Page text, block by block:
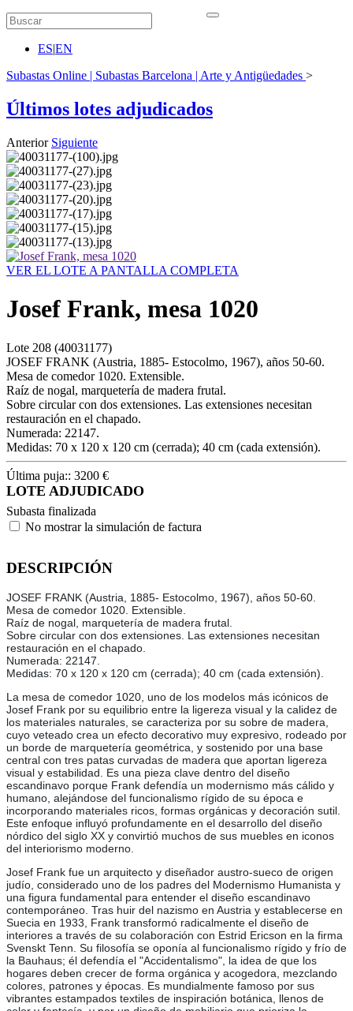
ES|EN
Subastas Online | Subastas Barcelona | Arte y Antigüedades >
Últimos lotes adjudicados
Anterior Siguiente
VER EL LOTE A PANTALLA COMPLETA
Josef Frank, mesa 1020
Lote 208 (40031177)
JOSEF FRANK (Austria, 1885- Estocolmo, 1967), años 50-60.
Mesa de comedor 1020. Extensible.
Raíz de nogal, marquetería de madera frutal.
Sobre circular con dos extensiones. Las extensiones necesitan
restauración en el chapado.
Numerada: 22147.
Medidas: 70 x 120 x 120 cm (cerrada); 40 cm (cada extensión).
Última puja:: 3200 €
LOTE ADJUDICADO
Subasta finalizada
No mostrar la simulación de factura
DESCRIPCIÓN
JOSEF FRANK (Austria, 1885- Estocolmo, 1967), años 50-60.
Mesa de comedor 1020. Extensible.
Raíz de nogal, marquetería de madera frutal.
Sobre circular con dos extensiones. Las extensiones necesitan
restauración en el chapado.
Numerada: 22147.
Medidas: 70 x 120 x 120 cm (cerrada); 40 cm (cada extensión).
La mesa de comedor 1020, uno de los modelos más icónicos de
Josef Frank por su equilibrio entre la ligereza visual y la calidez de
los materiales naturales, se caracteriza por su sobre de madera,
cuyo veteado crea un efecto decorativo muy expresivo, rodeado por
un borde de marquetería geométrica, y sostenido por una base
central con tres patas curvadas de madera que aportan ligereza
visual y estabilidad. Es una pieza clave dentro del diseño
escandinavo porque Frank defendía un modernismo más cálido y
humano, alejándose del funcionalismo rígido de su época e
incorporando materiales ricos, formas orgánicas y decoración sutil.
Este enfoque influyó profundamente en el desarrollo del diseño
nórdico del siglo XX y convirtió muchos de sus muebles en iconos
del interiorismo moderno.
Josef Frank fue un arquitecto y diseñador austro-sueco de origen
judío, considerado uno de los padres del Modernismo Humanista y
una figura fundamental para entender el diseño escandinavo
contemporáneo. Tras huir del nazismo en Austria y establecerse en
Suecia en 1933, Frank transformó radicalmente el diseño de
interiores a través de su colaboración con Estrid Ericson en la firma
Svenskt Tenn. Su filosofía se oponía al funcionalismo rígido y frío de
la Bauhaus; él defendía el "Accidentalismo", la idea de que los
hogares deben crecer de forma orgánica y acogedora, mezclando
colores, patrones y épocas. Es mundialmente famoso por sus
vibrantes estampados textiles de inspiración botánica, llenos de